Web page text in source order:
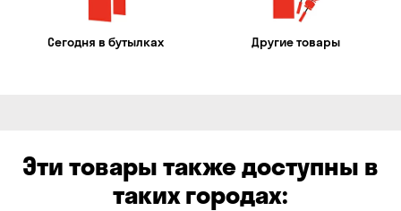
Сегодня в бутылках Другие товары
Эти товары также доступны в
таких городах: